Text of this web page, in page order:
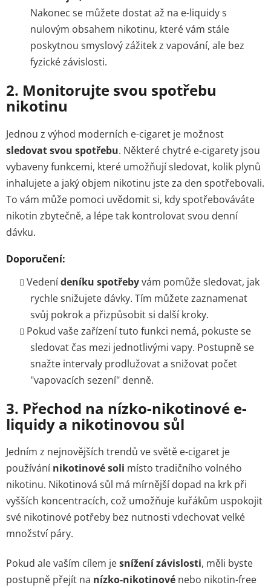
Nakonec se můžete dostat až na e-liquidy s
nulovým obsahem nikotinu, které vám stále
poskytnou smyslový zážitek z vapování, ale bez
fyzické závislosti.
2. Monitorujte svou spotřebu
nikotinu
Jednou z výhod moderních e-cigaret je možnost
sledovat svou spotřebu. Některé chytré e-cigarety jsou
vybaveny funkcemi, které umožňují sledovat, kolik plynů
inhalujete a jaký objem nikotinu jste za den spotřebovali.
To vám může pomoci uvědomit si, kdy spotřebováváte
nikotin zbytečně, a lépe tak kontrolovat svou denní
dávku.
Doporučení:
Vedenídeníku spotřebyvám pomůže sledovat, jak
rychle snižujete dávky. Tím můžete zaznamenat
svůj pokrok a přizpůsobit si další kroky.
Pokud vaše zařízení tuto funkci nemá, pokuste se
sledovat čas mezi jednotlivými vapy. Postupně se
snažte intervaly prodlužovat a snižovat počet
"vapovacích sezení" denně.
3. Přechod na nízko-nikotinové e-
liquidy a nikotinovou sůl
Jedním z nejnovějších trendů ve světě e-cigaret je
používánínikotinové soli místo tradičního volného
nikotinu. Nikotinová sůl má mírnější dopad na krk při
vyšších koncentracích, což umožňuje kuřákům uspokojit
své nikotinové potřeby bez nutnosti vdechovat velké
množství páry.
Pokud ale vaším cílem jesnížení závislosti, měli byste
postupně přejít na nízko-nikotinové nebo nikotin-free